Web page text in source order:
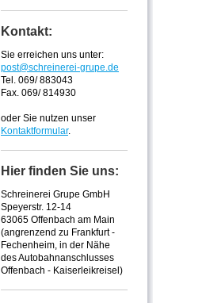
Kontakt:
Sie erreichen uns unter:
post@schreinerei-grupe.de
Tel. 069/ 883043
Fax. 069/ 814930
oder Sie nutzen unser
Kontaktformular.
Hier finden Sie uns:
Schreinerei Grupe GmbH
Speyerstr. 12-14
63065 Offenbach am Main
(angrenzend zu Frankfurt -
Fechenheim, in der Nähe
des Autobahnanschlusses
Offenbach - Kaiserleikreisel)